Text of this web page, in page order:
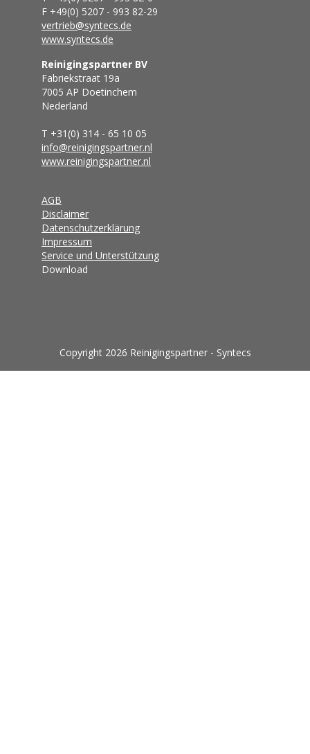
F +49(0) 5207 - 993 82-29
vertrieb@syntecs.de
www.syntecs.de
Reinigingspartner BV
Fabriekstraat 19a
7005 AP Doetinchem
Nederland
T +31(0) 314 - 65 10 05
info@reinigingspartner.nl
www.reinigingspartner.nl
AGB
Disclaimer
Datenschutzerklärung
Impressum
Service und Unterstützung
Download
Copyright 2026 Reinigingspartner - Syntecs